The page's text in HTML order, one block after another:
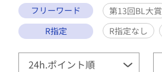
フリーワード
第13回BL大賞
R指定
R指定なし